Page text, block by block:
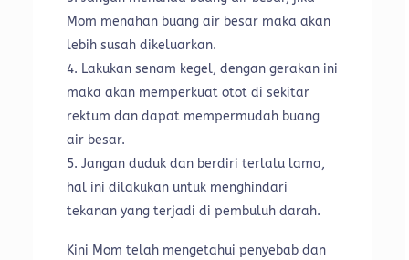
Mom menahan buang air besar maka akan
lebih susah dikeluarkan.
Lakukan senam kegel, dengan gerakan ini
maka akan memperkuat otot di sekitar
rektum dan dapat mempermudah buang
air besar.
Jangan duduk dan berdiri terlalu lama,
hal ini dilakukan untuk menghindari
tekanan yang terjadi di pembuluh darah.
Kini Mom telah mengetahui penyebab dan